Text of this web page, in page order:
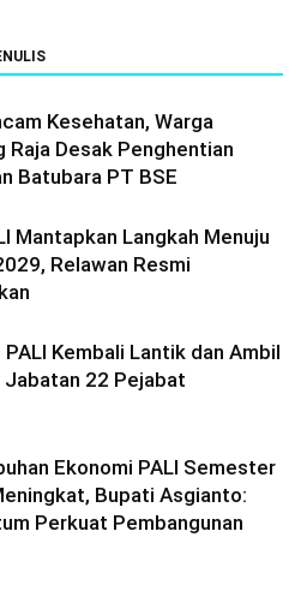
Kesehatan, Warga
Raja Desak Penghentian
Batubara PT BSE
Mantapkan Langkah Menuju
Relawan Resmi
Kembali Lantik dan Ambil
Jabatan 22 Pejabat
Ekonomi PALI Semester
Bupati Asgianto:
Perkuat Pembangunan